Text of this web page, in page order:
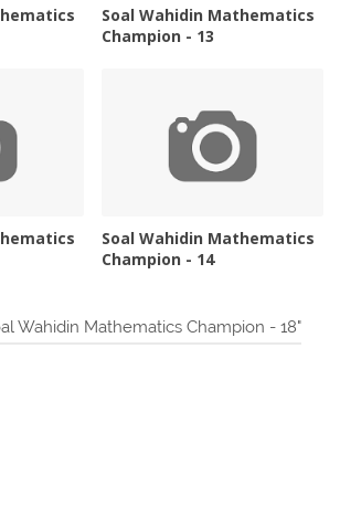
Soal Wahidin Mathematics
Champion - 13
Soal Wahidin Mathematics
Champion - 14
Wahidin Mathematics Champion - 18"